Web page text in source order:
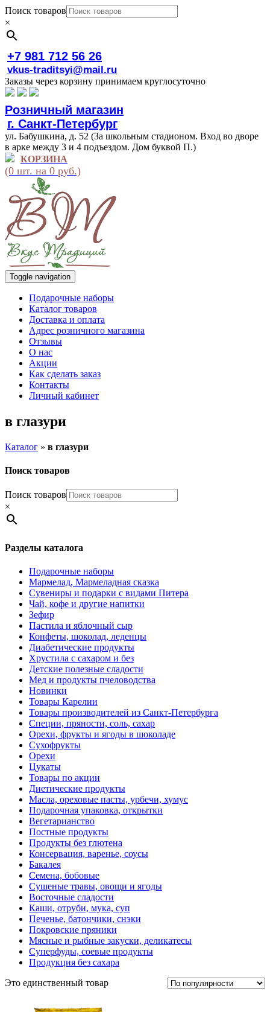
Поиск товаров
×
+7 981 712 56 26
vkus-traditsyi@mail.ru
Заказы через корзину принимаем круглосуточно
Розничный магазин
г. Санкт-Петербург
ул. Бабушкина, д. 52 (За школьным стадионом. Вход во дворе
в арке между 3 и 4 подъездом. Дом буквой П.)
КОРЗИНА
(0 шт. на 0 руб.)
Toggle navigation
Подарочные наборы
Каталог товаров
Доставка и оплата
Адрес розничного магазина
Отзывы
О нас
Акции
Как сделать заказ
Контакты
Личный кабинет
в глазури
Каталог » в глазури
Поиск товаров
Поиск товаров
×
Разделы каталога
Подарочные наборы
Мармелад, Мармеладная сказка
Сувениры и подарки с видами Питера
Чай, кофе и другие напитки
Зефир
Пастила и яблочный сыр
Конфеты, шоколад, леденцы
Диабетические продукты
Хрустила с сахаром и без
Детские полезные сладости
Мед и продукты пчеловодства
Новинки
Товары Карелии
Товары производителей из Санкт-Петербурга
Специи, пряности, соль, сахар
Орехи, фрукты и ягоды в шоколаде
Сухофрукты
Орехи
Цукаты
Товары по акции
Диетические продукты
Масла, ореховые пасты, урбечи, хумус
Подарочная упаковка, открытки
Вегетарианство
Постные продукты
Продукты без глютена
Консервация, варенье, соусы
Бакалея
Семена, бобовые
Сушеные травы, овощи и ягоды
Восточные сладости
Каши, отруби, мука, суп
Печенье, батончики, снэки
Покровские пряники
Мясные и рыбные закуски, деликатесы
Суперфуды, соевые продукты
Продукция без сахара
Это единственный товар